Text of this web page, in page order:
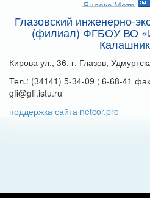
Глазовский инженерно-
(филиал) ФГБОУ ВО
Кирова ул., 36, г. Глазов,
Тел.: (34141) 5-34-09 ; 6-68-41
gfi@gfi.istu.ru
поддержка сайта netcor.pro